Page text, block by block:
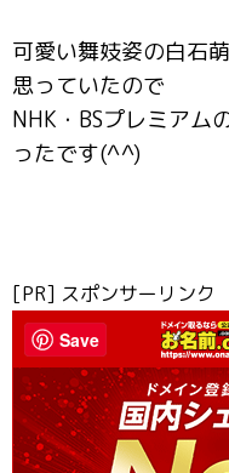
可愛い舞妓姿の白石
思っていたので
NHK・BSプレミアム
ったです(^^)
[PR] スポンサーリンク
Save